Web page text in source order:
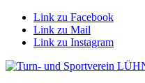
Link zu Facebook
Link zu Mail
Link zu Instagram